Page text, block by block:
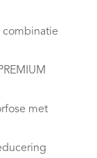
combinatie
met